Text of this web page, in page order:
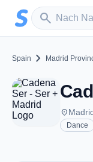
Zum Hauptinhalt
search
Sender suchen
Spain chevron_right Madrid
place
Dance